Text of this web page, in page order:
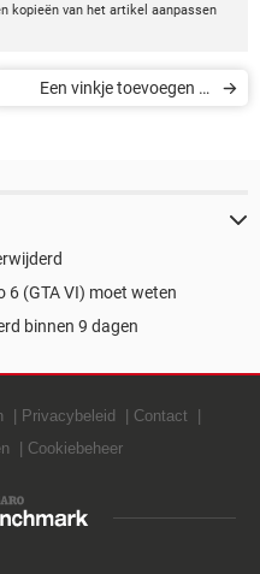
kopieën van het artikel aanpassen
Een vinkje toevoegen in
6 (GTA VI) moet weten
binnen 9 dagen
Privacybeleid
Contact
Cookiebeheer